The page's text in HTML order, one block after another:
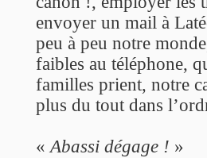
envoyer un mail à
peu à peu notre
faibles au téléphone,
familles prient, notre
plus du tout dans
«Abassi dégage ! »